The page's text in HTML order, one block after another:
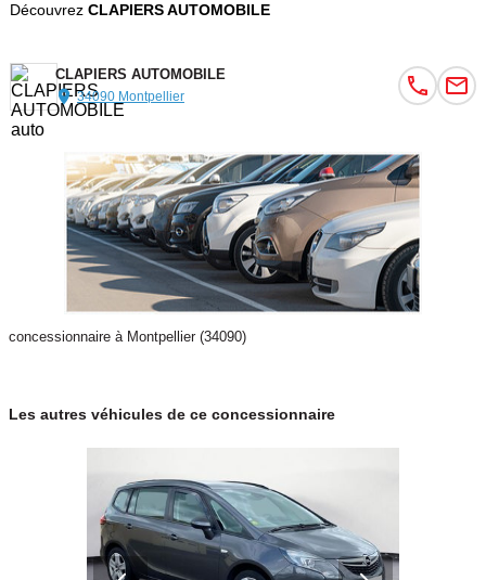
Découvrez CLAPIERS AUTOMOBILE
CLAPIERS AUTOMOBILE
34090 Montpellier
concessionnaire à Montpellier (34090)
Les autres véhicules de ce concessionnaire